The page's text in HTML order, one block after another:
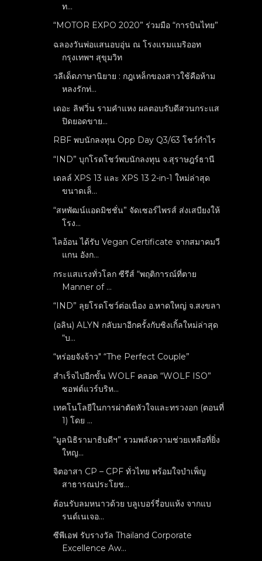
ท...
“MOTOR EXPO 2020” ร่วมมือ “การบินไทย”
ฉลองวันพ่อแสนอบอุ่น ณ โรงแรมแมริออท
กรุงเทพฯ สุขุมวิท
วลีเด็ดภาษานิยาย : กฎเหล็กของสาวใช้คือห้าม
หลงรักท่...
เดอะ ลิฟวิ่น รามคำแหง ผลตอบรับดีสวนกระแส
ปิดยอดขาย...
RBF พบนักลงทุน Opp Day Q3/63 โชว์กำไร
“IND” บุกโรดโชว์พบนักลงทุน จ.สุราษฎร์ธานี
เดลล์ XPS 13 และ XPS 13 2-in-1 ใหม่ล่าสุด
ขนาดเล็...
“สหพัฒน์แอดมิชชั่น” จัดเซอร์ไพรส์ ส่งเสบียงให้
โรง...
ไลอ้อน ได้รับ Vegan Certificate จากสมาคมวี
แกน อังก...
กระแสแรงทั่วโลก ซีรีส์ “พฤติการณ์ที่ตาย
Manner of ...
“IND” ลุยโรดโชว์ต่อเนื่อง อ.หาดใหญ่ จ.สงขลา
(อลิน) ALYN กลับมาอีกครั้งกับซิงเกิ้ลใหม่ล่าสุด
“บ...
“หร่อยจังจ้าว" “The Perfect Couple”
สำเร็จไปอีกขั้น WOLF คลอด “WOLF ISO”
ซอฟต์แวร์บริห...
เทคโนโลยีในการผ่าตัดหัวใจและทรวงอก (ตอนที่
1) โดย ...
“มูลนิธิรามาธิบดีฯ” รวมพลังความช่วยเหลือที่ยิ่ง
ใหญ...
จิตอาสา CP – CPF ทั่วไทย พร้อมใจบำเพ็ญ
สาธารณประโยช...
ต้อนรับลมหนาวด้วย บลูเบอร์รี่อบแห้ง จากแบ
รนด์เนเจอ...
ซีพีเอฟ รับรางวัล Thailand Corporate
Excellence Aw...